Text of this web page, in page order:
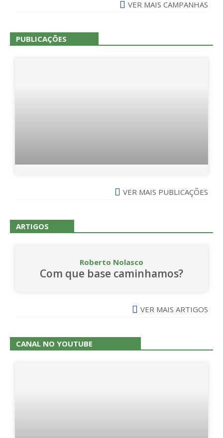
VER MAIS CAMPANHAS
PUBLICAÇÕES
VER MAIS PUBLICAÇÕES
ARTIGOS
Roberto Nolasco
Com que base caminhamos?
VER MAIS ARTIGOS
CANAL NO YOUTUBE